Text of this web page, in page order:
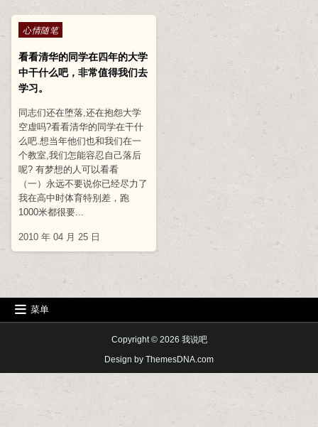
Posted in
心情随笔
看看清华的同学在四年的大学
中干什么吧，非常值得我们去
学习。
同志们还在堕落,还在抱怨大学
空虚吗?看看清华的同学在干什
么吧.想当年他们也和我们在一
个教室,我们怎能容忍自己落后
呢? 有梦想的人可以看看
（一）永远不要说你已经尽力了
我在高中时体育特别差，跑
1000米都很要...
2010 年 04 月 25 日
菜单
Copyright © 2026 我说吧
Design by ThemesDNA.com